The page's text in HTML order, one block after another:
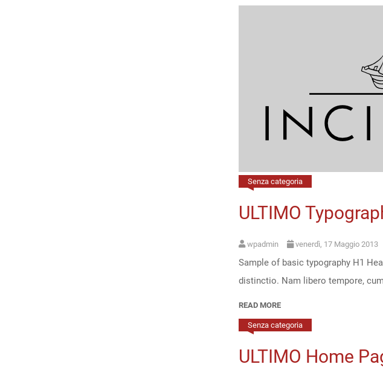
Senza categoria
ULTIMO
wpadmin venerdì, 17 Maggio 2013
Sample of basic typography H1
distinctio. Nam libero tempore,
READ MORE
Senza categoria
ULTIMO Home